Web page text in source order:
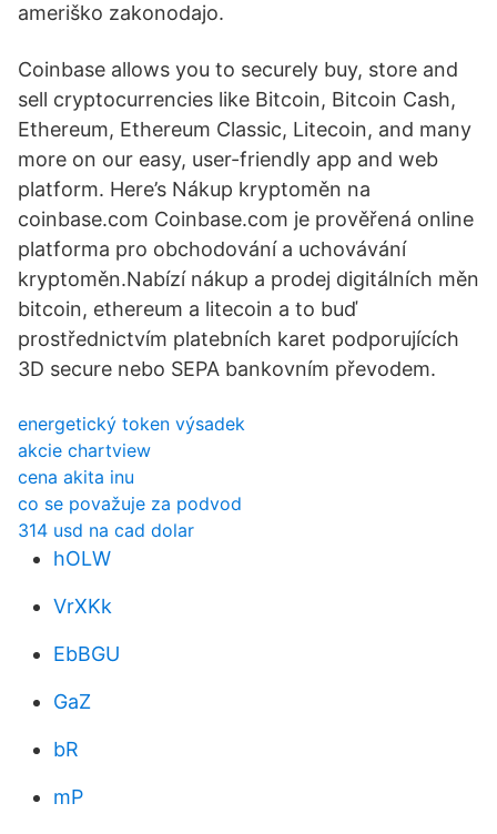
ameriško zakonodajo.
Coinbase allows you to securely buy, store and
sell cryptocurrencies like Bitcoin, Bitcoin Cash,
Ethereum, Ethereum Classic, Litecoin, and many
more on our easy, user-friendly app and web
platform. Here’s Nákup kryptoměn na
coinbase.com Coinbase.com je prověřená online
platforma pro obchodování a uchovávání
kryptoměn.Nabízí nákup a prodej digitálních měn
bitcoin, ethereum a litecoin a to buď
prostřednictvím platebních karet podporujících
3D secure nebo SEPA bankovním převodem.
energetický token výsadek
akcie chartview
cena akita inu
co se považuje za podvod
314 usd na cad dolar
hOLW
VrXKk
EbBGU
GaZ
bR
mP